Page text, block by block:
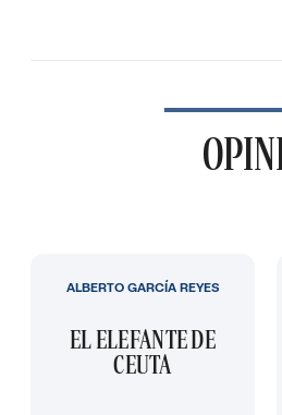
EL ELEFANTE DE
CEUTA
ALBERTO GARCÍA REYES